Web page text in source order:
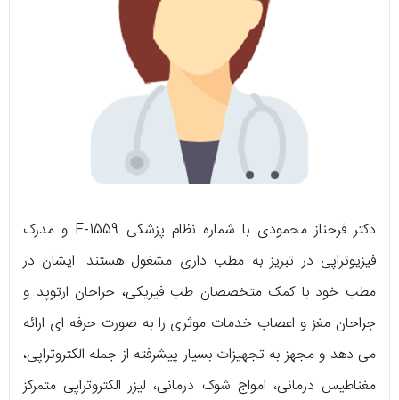
دکتر فرحناز محمودی با شماره نظام پزشکی F-1559 و مدرک
فیزیوتراپی در تبریز به مطب داری مشغول هستند. ایشان در
مطب خود با کمک متخصصان طب فیزیکی، جراحان ارتوپد و
جراحان مغز و اعصاب خدمات موثری را به صورت حرفه ای ارائه
می دهد و مجهز به تجهیزات بسیار پیشرفته از جمله الکتروتراپی،
مغناطیس درمانی، امواج شوک درمانی، لیزر الکتروتراپی متمرکز